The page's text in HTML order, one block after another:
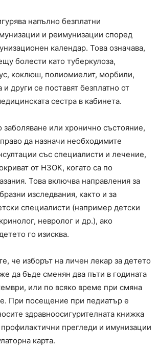
напълно безплатни
и реимунизации според
календар. Това означава,
болести като туберкулоза,
коклюш, полиомиелит, морбили,
и други се поставят безплатно от
сестра в кабинета.
заболяване или хронично състояние,
да назначи необходимите
със специалисти и лечение,
от НЗОК, когато са по
Това включва направления за
изследвания, както и за
специалисти (например детски
невролог и др.), ако
го изисква.
че изборът на личен лекар за детето
да бъде сменян два пъти в годината
или по всяко време при смяна
При посещение при педиатър е
здравноосигурителната книжка
прегледи и имунизации
карта.